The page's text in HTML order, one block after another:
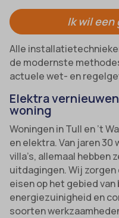
Ik wil
Alle
de modernste
actuele wet- en
Elektra
woning
Woningen in Tull en ’t
en elektra. Van jaren
villa’s, allemaal hebben
uitdagingen. Wij
eisen op het gebied
energiezuinigheid en
soorten